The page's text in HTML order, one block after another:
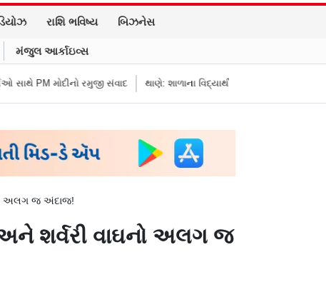
રાશિ ભવિષ્ય બિઝનેસ
મંજુલ આર્કાઇવ્સ
રમુજી સંવાદ થાણે: શાળાના વિદ્યાર્થીનો કથિત રીતે ડ્રગ્સ લેતો વીડિયો વાયરલ,
અલગ જ અંદાજ!
શર્વરી વાઘનો અલગ જ